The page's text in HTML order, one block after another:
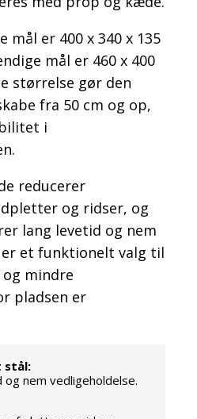
mål er 400 x 340 x 135
mål er 460 x 400
størrelse gør den
fra 50 cm og op,
i
reducerer
og ridser, og
lang levetid og nem
er et funktionelt valg til
mindre
pladsen er
stål:
og nem vedligeholdelse.